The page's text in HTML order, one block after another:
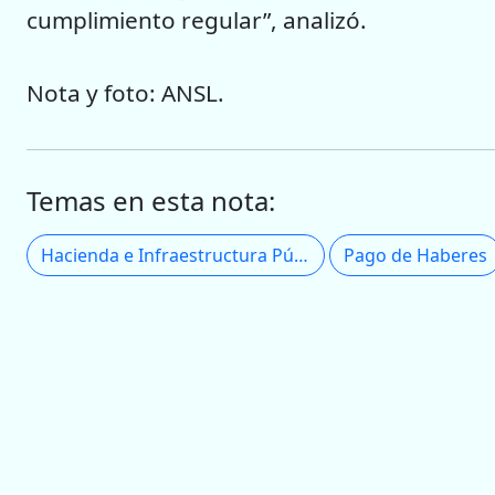
cumplimiento regular”, analizó.
Nota y foto: ANSL.
Temas en esta nota:
Hacienda e Infraestructura Pública Pago de Haberes